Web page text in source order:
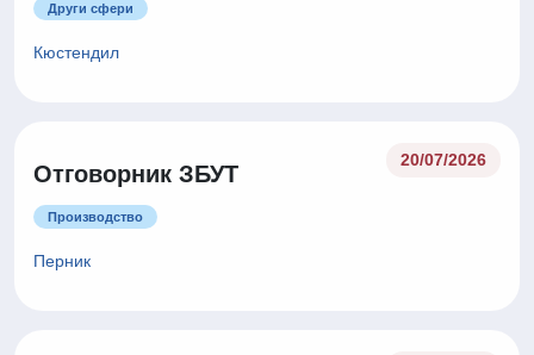
Други сфери
Кюстендил
Отговорник ЗБУТ
20/07/2026
Производство
Перник